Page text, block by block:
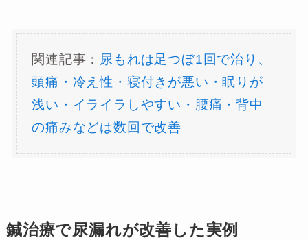
関連記事： 尿もれは足つぼ1回で治り、
頭痛・冷え性・寝付きが悪い・眠りが
浅い・イライラしやすい・腰痛・背中
の痛みなどは数回で改善
鍼治療で尿漏れが改善した実例